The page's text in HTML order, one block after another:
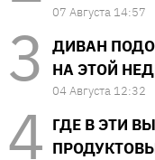
07 Августа 14:57
ДИВАН
НА ЭТОЙ
04 Августа 12:32
ГДЕ В ЭТИ